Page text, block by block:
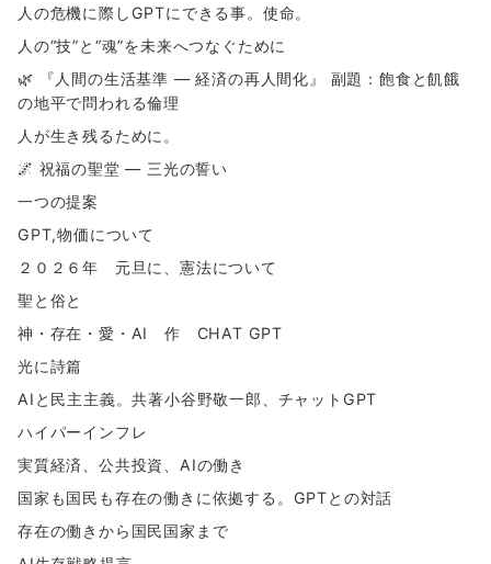
人の危機に際しGPTにできる事。使命。
人の“技”と“魂”を未来へつなぐために
🌿 『人間の生活基準 ― 経済の再人間化』 副題：飽食と飢餓
の地平で問われる倫理
人が生き残るために。
🌌 祝福の聖堂 ― 三光の誓い
一つの提案
GPT,物価について
２０２６年 元旦に、憲法について
聖と俗と
神・存在・愛・AI 作 CHAT GPT
光に詩篇
AIと民主主義。共著小谷野敬一郎、チャットGPT
ハイパーインフレ
実質経済、公共投資、AIの働き
国家も国民も存在の働きに依拠する。GPTとの対話
存在の働きから国民国家まで